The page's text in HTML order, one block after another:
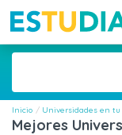
Inicio Universidades en
Mejores